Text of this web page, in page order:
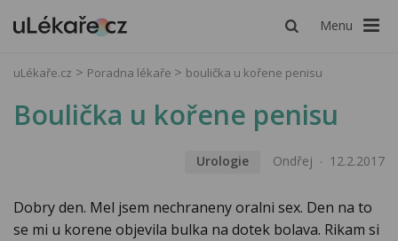
Menu
uLékaře.cz Poradna lékaře boulička u kořene penisu
Boulička u kořene penisu
Urologie Ondřej 12.2.2017
Dobry den. Mel jsem nechraneny oralni sex. Den na to
se mi u korene objevila bulka na dotek bolava. Rikam si